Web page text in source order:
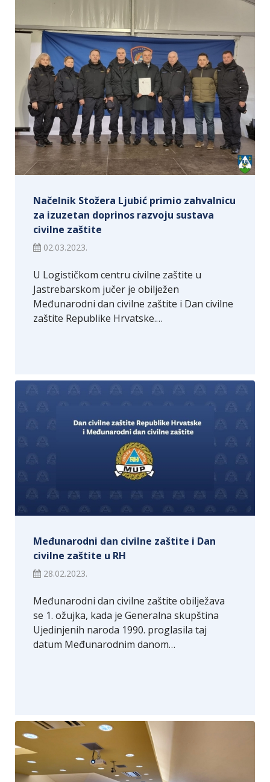
Načelnik Stožera Ljubić primio zahvalnicu
za izuzetan doprinos razvoju sustava
civilne zaštite
02.03.2023.
U Logističkom centru civilne zaštite u
Jastrebarskom jučer je obilježen
Međunarodni dan civilne zaštite i Dan civilne
zaštite Republike Hrvatske.…
Međunarodni dan civilne zaštite i Dan
civilne zaštite u RH
28.02.2023.
Međunarodni dan civilne zaštite obilježava
se 1. ožujka, kada je Generalna skupština
Ujedinjenih naroda 1990. proglasila taj
datum Međunarodnim danom…